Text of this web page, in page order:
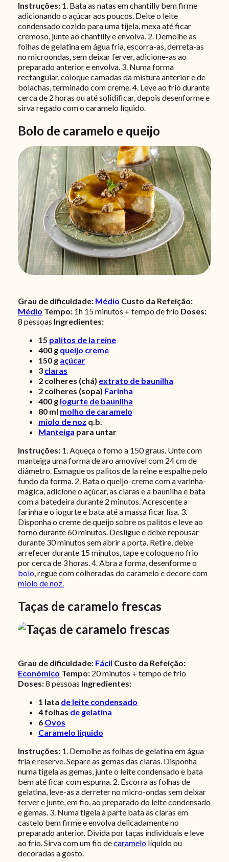
Instruções: 1. Bata as natas em chantilly bem firme
adicionando o açúcar aos poucos. Deite o leite
condensado cozido para uma tijela, mexa até ficar
cremoso, junte ao chantilly e envolva. 2. Demolhe as
folhas de gelatina em água fria, escorra-as, derreta-as
no microondas, sem deixar ferver, adicione-as ao
preparado anterior e envolva. 3. Numa forma
rectangular, coloque camadas da mistura anterior e de
bolachas, terminado com creme. 4. Leve ao frio durante
cerca de 2 horas ou até solidificar, depois desenforme e
sirva regado com o caramelo líquido.
Bolo de caramelo e queijo
Grau de dificuldade: Médio Custo da Refeição:
Médio Tempo: 1h 15 minutos + tempo de frio Doses:
8 pessoas Ingredientes:
15 palitos de la reine
400 g queijo creme
150 g açúcar
3 claras
2 colheres (chá) extrato de baunilha
2 colheres (sopa) Farinha
400 g iogurte de baunilha
80 ml molho de caramelo
miolo de noz q.b.
Manteiga para untar
Instruções: 1. Aqueça o forno a 150 graus. Unte com
manteiga uma forma de aro amovível com 24 cm de
diâmetro. Esmague os palitos de la reine e espalhe pelo
fundo da forma. 2. Bata o queijo-creme com a varinha-
mágica, adicione o açúcar, as claras e a baunilha e bata
com a batedeira durante 2 minutos. Acrescente a
farinha e o iogurte e bata até a massa ficar lisa. 3.
Disponha o creme de queijo sobre os palitos e leve ao
forno durante 60 minutos. Desligue e deixe repousar
durante 30 minutos sem abrir a porta. Retire, deixe
arrefecer durante 15 minutos, tape e coloque no frio
por cerca de 3 horas. 4. Abra a forma, desenforme o
bolo, regue com colheradas do caramelo e decore com
miolo de noz.
Taças de caramelo frescas
Grau de dificuldade: Fácil Custo da Refeição:
Económico Tempo: 20 minutos + tempo de frio
Doses:8 pessoas Ingredientes:
1 lata de leite condensado
4 folhas de gelatina
6 Ovos
Caramelo líquido
Instruções: 1. Demolhe as folhas de gelatina em água
fria e reserve. Separe as gemas das claras. Disponha
numa tigela as gemas, junte o leite condensado e bata
bem até ficar com espuma. 2. Escorra as folhas de
gelatina, leve-as a derreter no micro-ondas sem deixar
ferver e junte, em fio, ao preparado do leite condensado
e gemas. 3. Numa tigela à parte bata as claras em
castelo bem firme e envolva delicadamente no
preparado anterior. Divida por taças individuais e leve
ao frio. Sirva com um fio decaramelo líquido ou
decoradas a gosto.